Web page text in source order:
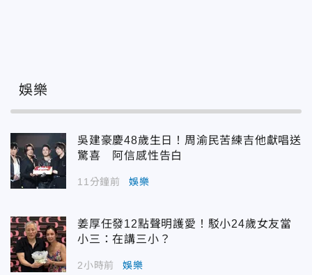
娛樂
吳建豪慶48歲生日！周渝民苦練吉他獻唱送
驚喜 阿信感性告白
11分鐘前 娛樂
姜厚任發12點聲明護愛！駁小24歲女友當
小三：在講三小？
2小時前 娛樂